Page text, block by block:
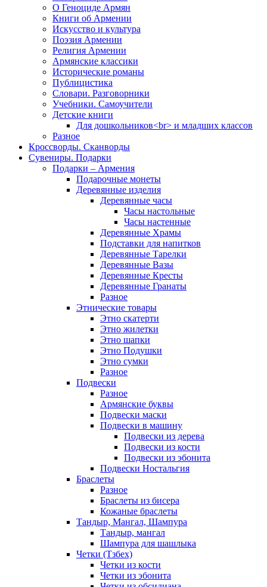
О Геноциде Армян
Книги об Армении
Иcкусство и культура
Поэзия Армении
Религия Армении
Армянские классики
Исторические романы
Публицистика
Словари. Разговорники
Учебники. Самоучители
Детские книги
Для дошкольников<br> и младших классов
Разное
Кроссворды. Сканворды
Сувениры. Подарки
Подарки – Армения
Подарочные монеты
Деревянные изделия
Деревянные часы
Часы настольные
Часы настенные
Деревянные Храмы
Подставки для напитков
Деревянные Тарелки
Деревянные Вазы
Деревянные Кресты
Деревянные Гранаты
Разное
Этнические товары
Этно скатерти
Этно жилетки
Этно шапки
Этно Подушки
Этно сумки
Разное
Подвески
Разное
Армянские буквы
Подвески маски
Подвески в машину
Подвески из дерева
Подвески из кости
Подвески из эбонита
Подвески Ностальгия
Браслеты
Разное
Браслеты из бисера
Кожаные браслеты
Тандыр, Мангал, Шампура
Тандыр, мангал
Шампура для шашлыка
Четки (Тзбех)
Четки из кости
Четки из эбонита